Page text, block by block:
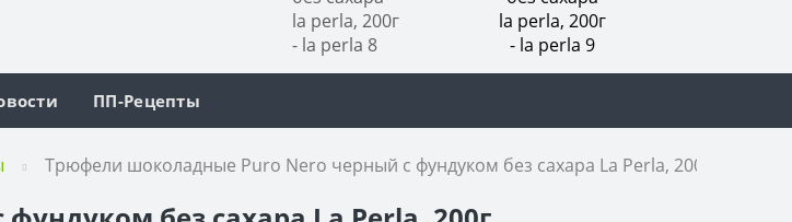
ПП-Рецепты
Трюфели шоколадные Puro Nero черный с фундуком без сахара La Perla, 200г